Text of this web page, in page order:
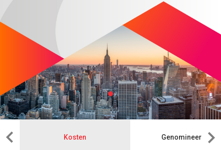
Kosten Genomineerde